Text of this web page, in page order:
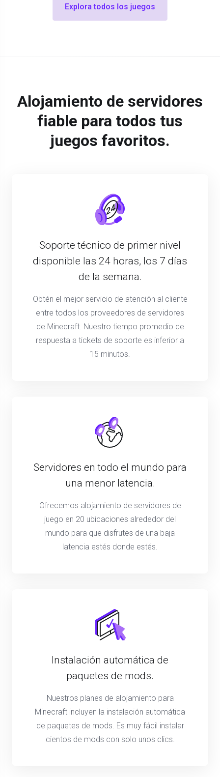
Explora todos los juegos
Alojamiento de servidores
fiable para todos tus
juegos favoritos.
Soporte técnico de primer nivel
disponible las 24 horas, los 7 días
de la semana.
Obtén el mejor servicio de atención al cliente
entre todos los proveedores de servidores
de Minecraft. Nuestro tiempo promedio de
respuesta a tickets de soporte es inferior a
15 minutos.
Servidores en todo el mundo para
una menor latencia.
Ofrecemos alojamiento de servidores de
juego en 20 ubicaciones alrededor del
mundo para que disfrutes de una baja
latencia estés donde estés.
Instalación automática de
paquetes de mods.
Nuestros planes de alojamiento para
Minecraft incluyen la instalación automática
de paquetes de mods. Es muy fácil instalar
cientos de mods con solo unos clics.